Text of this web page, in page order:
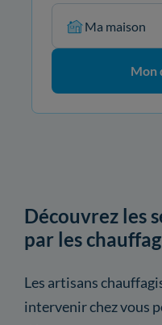
Ma maison
Mon
Découvrez les
par les
Les artisans
intervenir chez vous